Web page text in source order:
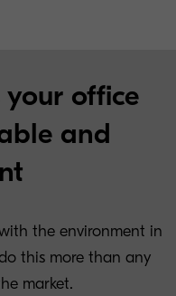
your office
and
the environment in
this more than any
market.